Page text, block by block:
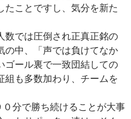
たことですし、気分を新た
数では圧倒され正真正銘の
の中、「声では負けてなか
ゴール裏で一致団結しての
組も多数加わり、チームを
分で勝ち続けることが大事